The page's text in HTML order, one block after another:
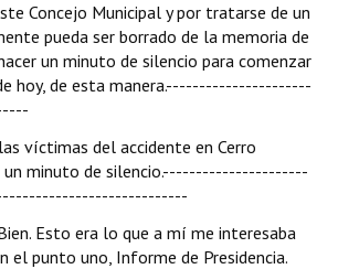
ORGÁNICA
Concejo Municipal y por tratarse de un
pueda ser borrado de la memoria de
un minuto de silencio para comenzar
hoy, de esta manera.----------------------
víctimas del accidente en Cerro
un minuto de silencio.----------------------
Esto era lo que a mí me interesaba
el punto uno, Informe de Presidencia.